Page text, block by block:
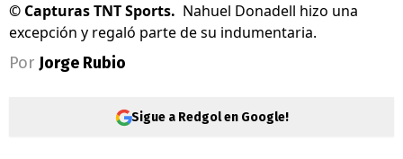
© Capturas TNT Sports. Nahuel Donadell hizo una
excepción y regaló parte de su indumentaria.
Por Jorge Rubio
Sigue a Redgol en Google!